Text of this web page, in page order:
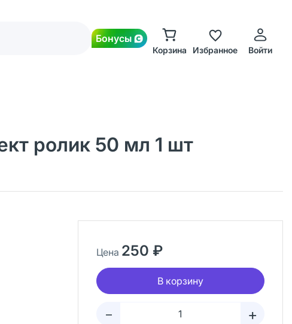
Бонусы
Корзина Избранное Войти
ролик 50 мл 1 шт
Цена 250 ₽
В корзину
– +